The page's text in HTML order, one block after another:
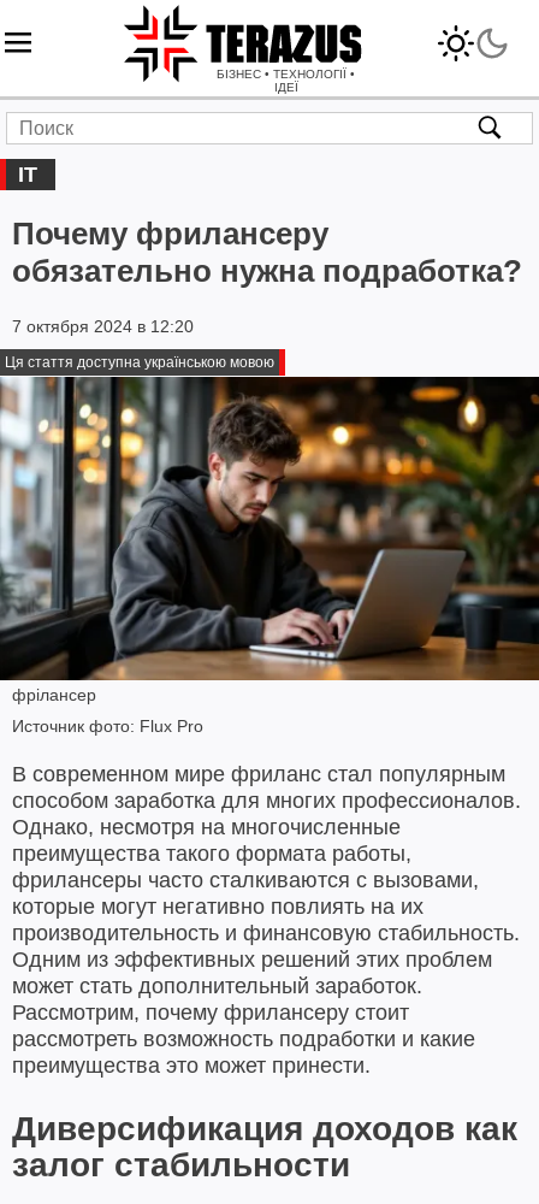
БІЗНЕС • ТЕХНОЛОГІЇ •
ІДЕЇ
IT
Почему фрилансеру
обязательно нужна подработка?
7 октября 2024 в 12:20
Ця стаття доступна українською мовою
фрілансер
Источник фото: Flux Pro
В современном мире фриланс стал популярным
способом заработка для многих профессионалов.
Однако, несмотря на многочисленные
преимущества такого формата работы,
фрилансеры часто сталкиваются с вызовами,
которые могут негативно повлиять на их
производительность и финансовую стабильность.
Одним из эффективных решений этих проблем
может стать дополнительный заработок.
Рассмотрим, почему фрилансеру стоит
рассмотреть возможность подработки и какие
преимущества это может принести.
Диверсификация доходов как
залог стабильности